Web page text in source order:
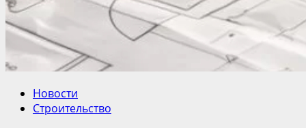
Новости
Строительство